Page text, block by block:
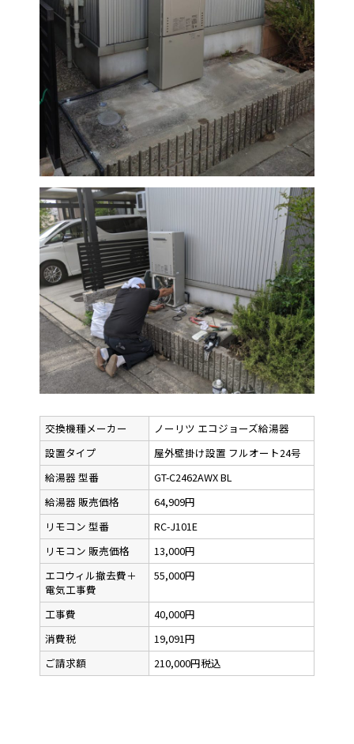
交換機種メーカー
ノーリツ エコジョーズ給湯器
設置タイプ
屋外壁掛け設置 フルオート24号
給湯器 型番
GT-C2462AWX BL
給湯器 販売価格
64,909円
リモコン 型番
RC-J101E
リモコン 販売価格
13,000円
エコウィル撤去費＋
電気工事費
55,000円
工事費
40,000円
消費税
19,091円
ご請求額
210,000円税込